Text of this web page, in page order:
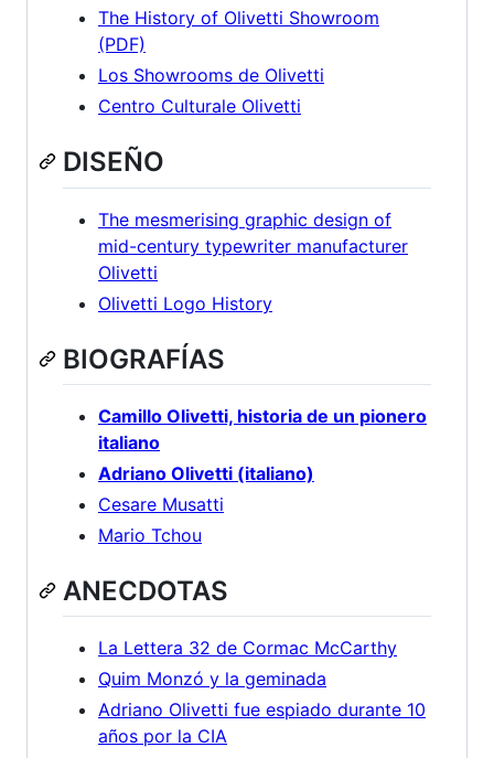
The History of Olivetti Showroom
(PDF)
Los Showrooms de Olivetti
Centro Culturale Olivetti
DISEÑO
The mesmerising graphic design of
mid-century typewriter manufacturer
Olivetti
Olivetti Logo History
BIOGRAFÍAS
Camillo Olivetti, historia de un pionero
italiano
Adriano Olivetti (italiano)
Cesare Musatti
Mario Tchou
ANECDOTAS
La Lettera 32 de Cormac McCarthy
Quim Monzó y la geminada
Adriano Olivetti fue espiado durante 10
años por la CIA